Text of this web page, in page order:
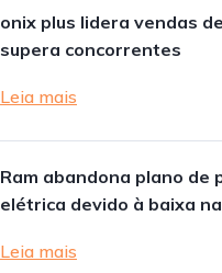
onix plus lidera vendas
supera concorrentes
Leia mais
Ram abandona plano de
elétrica devido à baixa
Leia mais